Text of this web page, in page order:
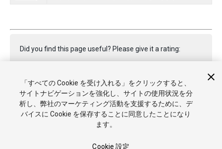
Did you find this page useful? Please give it a rating:
Report a problem on this page
「すべての Cookie を受け入れる」をクリックすると、
サイトナビゲーションを強化し、サイトの使用状況を分
析し、弊社のマーケティング活動を支援するために、デ
バイスに Cookie を保存することに同意したことになり
ます。
Cookie 設定